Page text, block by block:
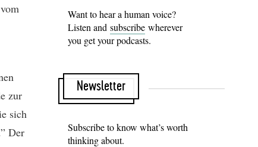
zur
sich
Der
Want to hear a human voice?
Listen and subscribe wherever
you get your podcasts.
Newsletter
Subscribe to know what’s worth
thinking about.